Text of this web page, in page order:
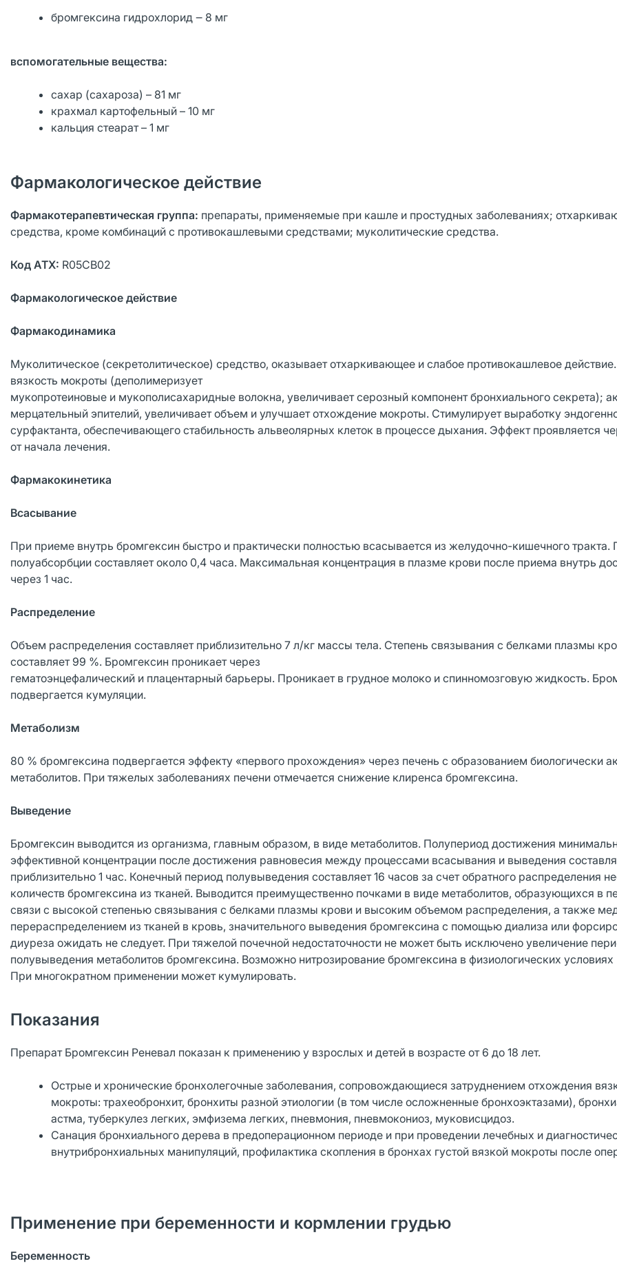
бромгексина гидрохлорид ‒ 8 мг
вспомогательные вещества:
сахар (сахароза) – 81 мг
крахмал картофельный – 10 мг
кальция стеарат – 1 мг
Фармакологическое действие
Фармакотерапевтическая группа: препараты, применяемые при кашле и простудных заболеваниях;
средства, кроме комбинаций с противокашлевыми средствами; муколитические средства.
Код АТХ: R05СВ02
Фармакологическое действие
Фармакодинамика
Муколитическое (секретолитическое) средство, оказывает отхаркивающее и слабое противокашлевое
вязкость мокроты (деполимеризует
мукопротеиновые и мукополисахаридные волокна, увеличивает серозный компонент бронхиального секрета);
мерцательный эпителий, увеличивает объем и улучшает отхождение мокроты. Стимулирует выработку
сурфактанта, обеспечивающего стабильность альвеолярных клеток в процессе дыхания. Эффект проявляется
от начала лечения.
Фармакокинетика
Всасывание
При приеме внутрь бромгексин быстро и практически полностью всасывается из желудочно-кишечного тракта.
полуабсорбции составляет около 0,4 часа. Максимальная концентрация в плазме крови после приема внутрь
через 1 час.
Распределение
Объем распределения составляет приблизительно 7 л/кг массы тела. Степень связывания с белками плазмы
составляет 99 %. Бромгексин проникает через
гематоэнцефалический и плацентарный барьеры. Проникает в грудное молоко и спинномозговую жидкость.
подвергается кумуляции.
Метаболизм
80 % бромгексина подвергается эффекту «первого прохождения» через печень с образованием биологически
метаболитов. При тяжелых заболеваниях печени отмечается снижение клиренса бромгексина.
Выведение
Бромгексин выводится из организма, главным образом, в виде метаболитов. Полупериод достижения
эффективной концентрации после достижения равновесия между процессами всасывания и выведения
приблизительно 1 час. Конечный период полувыведения составляет 16 часов за счет обратного распределения
количеств бромгексина из тканей. Выводится преимущественно почками в виде метаболитов, образующихся в
связи с высокой степенью связывания с белками плазмы крови и высоким объемом распределения, а также
перераспределением из тканей в кровь, значительного выведения бромгексина с помощью диализа или
диуреза ожидать не следует. При тяжелой почечной недостаточности не может быть исключено увеличение
полувыведения метаболитов бромгексина. Возможно нитрозирование бромгексина в физиологических
При многократном применении может кумулировать.
Показания
Препарат Бромгексин Реневал показан к применению у взрослых и детей в возрасте от 6 до 18 лет.
Острые и хронические бронхолегочные заболевания, сопровождающиеся затруднением отхождения
мокроты: трахеобронхит, бронхиты разной этиологии (в том числе осложненные бронхоэктазами),
астма, туберкулез легких, эмфизема легких, пневмония, пневмокониоз, муковисцидоз.
Санация бронхиального дерева в предоперационном периоде и при проведении лечебных и
внутрибронхиальных манипуляций, профилактика скопления в бронхах густой вязкой мокроты после
Применение при беременности и кормлении грудью
Беременность